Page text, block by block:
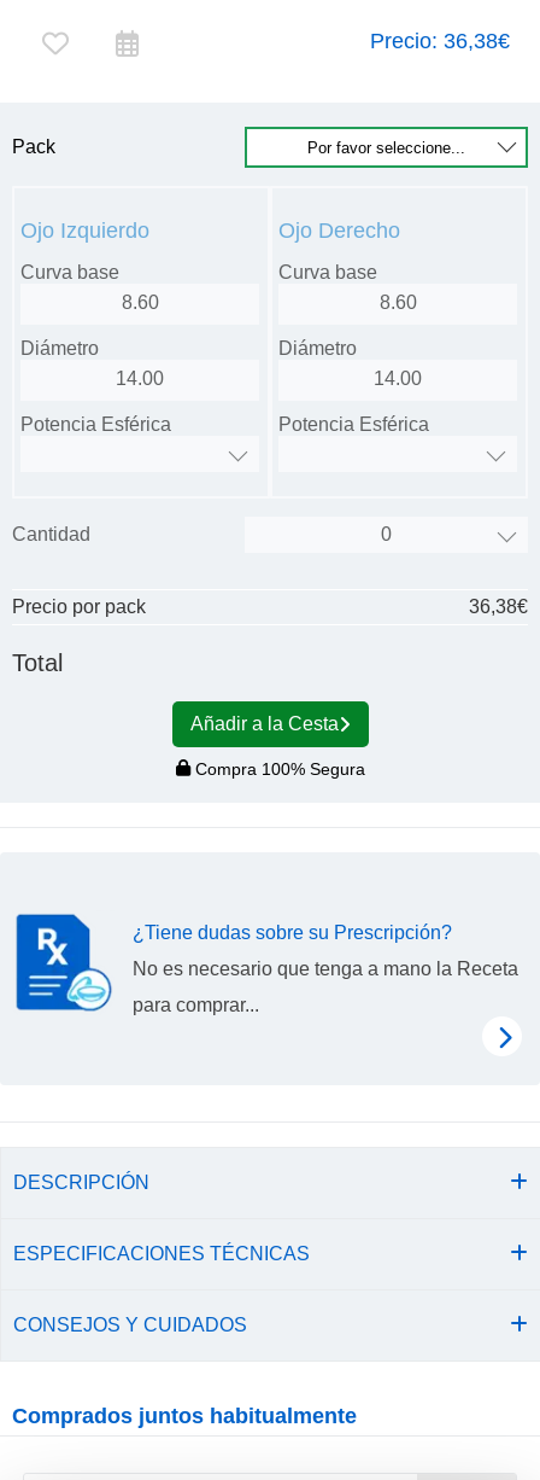
Precio: 36,38€
Pack
Ojo Izquierdo
Curva base
8.60
Diámetro
14.00
Potencia Esférica
Ojo Derecho
Curva base
8.60
Diámetro
14.00
Potencia Esférica
Cantidad
Precio por pack 36,38€
Total
Añadir a la Cesta
Compra 100% Segura
¿Tiene dudas sobre su Prescripción?
No es necesario que tenga a mano la Receta
para comprar...
DESCRIPCIÓN
ESPECIFICACIONES TÉCNICAS
CONSEJOS Y CUIDADOS
Comprados juntos habitualmente